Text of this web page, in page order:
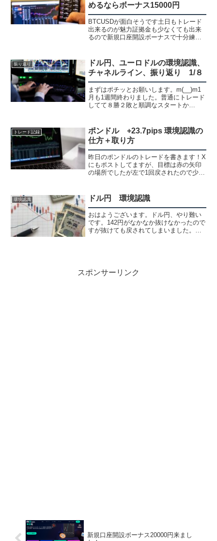
めるならボーナス15000円
BTCUSDが面白そうです土日もトレード
出来るのが魅力証拠金も少なくても出来
るので新規口座開設ボーナスで十分練習
えるので勝ててない方は損をかなり減ら
せるので勝てるまでは...
振り返り
ドル円、ユーロドルの環境認識、
チャネルライン、振り返り 1/８
まずはポチッとお願いします。m(__)m1
月も1週間終わりました。普通にトレード
してて８勝２敗と順調なスタートか
ますが基本的にやる事は何も変わらなく
て、トレンドを追って３...
トレード記録
ポンドル +23.7pips 環境認識の
仕方＋取り方
昨日のポンドルのトレードを書きます！X
にもポストしてますが、目標は赤の矢印
の場所でしたが左で1回戻されたので少し
ル環境認識の仕方＋取り方4時間足赤の上
昇トレンド中でした...
環境認識 ドル円 環境認識
おはようございます。ドル円、やり難い
です。142円がなかなか抜けなかったので
すが抜けても戻されてしまいました。日
スポンサーリンク
新規口座開設ボーナス20000円来まし